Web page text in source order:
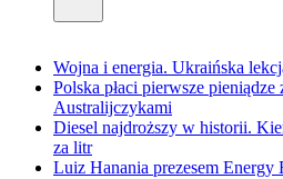
Wojna i energia. Ukraińska
Polska płaci pierwsze
Australijczykami
Diesel najdroższy w historii.
za litr
Luiz Hanania prezesem